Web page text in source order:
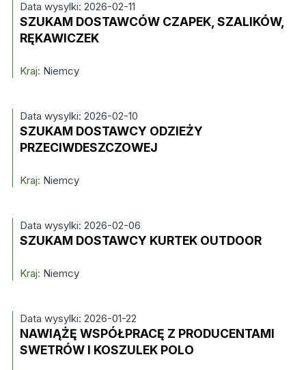
Data wysylki: 2026-02-11
SZUKAM DOSTAWCÓW CZAPEK, SZALIKÓW,
RĘKAWICZEK
Kraj: Niemcy
Data wysylki: 2026-02-10
SZUKAM DOSTAWCY ODZIEŻY
PRZECIWDESZCZOWEJ
Kraj: Niemcy
Data wysylki: 2026-02-06
SZUKAM DOSTAWCY KURTEK OUTDOOR
Kraj: Niemcy
Data wysylki: 2026-01-22
NAWIĄŻĘ WSPÓŁPRACĘ Z PRODUCENTAMI
SWETRÓW I KOSZULEK POLO